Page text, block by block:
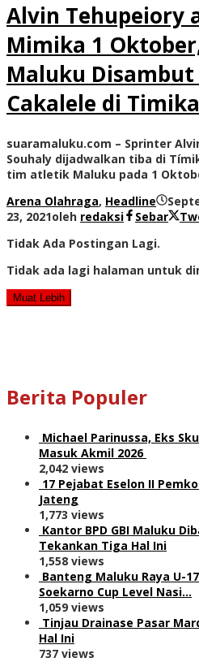
Alvin Tehupeiory
Mimika 1
Maluku
Cakalele di Timika
suaramaluku.com – Sprinter
Souhaly dijadwalkan tiba di
tim atletik Maluku pada 1
Arena Olahraga, Headline
23, 2021oleh redaksi Sebar
Tidak Ada Postingan Lagi.
Tidak ada lagi halaman untuk
Muat Lebih
Berita Populer
Michael Parinussa, Eks
Masuk Akmil 2026
2,042 views
17 Pejabat Eselon II
Jateng
1,773 views
Kantor BPD GBI Maluku
Tekankan Tiga Hal Ini
1,558 views
Banteng Maluku Raya U-
Soekarno Cup Level Nasi…
1,059 views
Tinjau Drainase Pasar
Hal Ini
737 views